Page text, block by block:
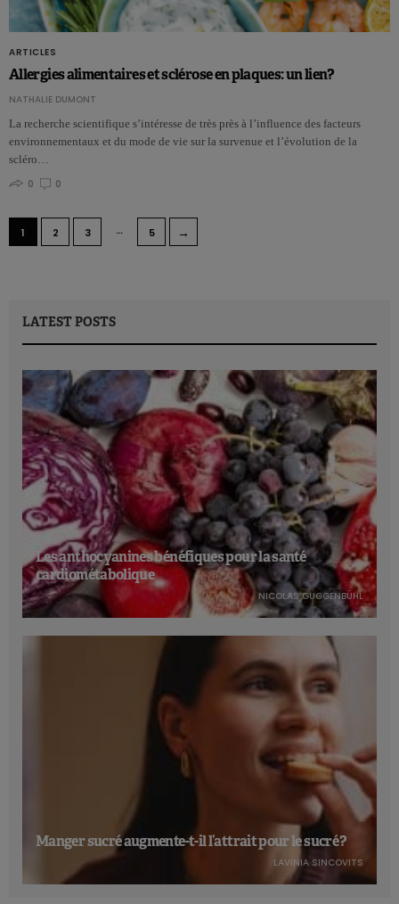
ARTICLES
Allergies alimentaires et sclérose en plaques: un lien?
NATHALIE DUMONT
La recherche scientifique s’intéresse de très près à l’influence des facteurs
environnementaux et du mode de vie sur la survenue et l’évolution de la
scléro…
0
0
1 2 3 … 5 →
LATEST POSTS
Les anthocyanines bénéfiques pour la santé
cardiométabolique
NICOLAS GUGGENBÜHL
Manger sucré augmente-t-il l’attrait pour le sucré ?
LAVINIA SINCOVITS